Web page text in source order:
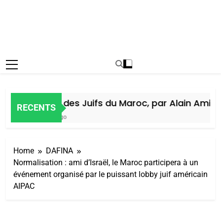
RECENTS
Histoire des Juifs du Maroc, par Alain Amiel
Home
DAFINA
Normalisation : ami d’Israël, le Maroc participera à un
événement organisé par le puissant lobby juif américain
AIPAC